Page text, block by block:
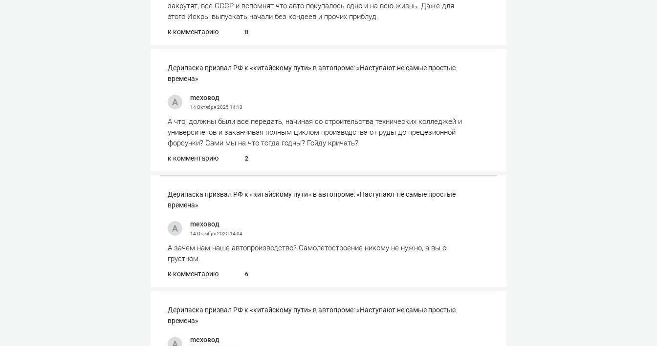
закрутят, все СССР и вспомнят что авто покупалось одно и на всю жизнь. Даже для
этого Искры выпускать начали без кондеев и прочих приблуд.
к комментарию 8
Дерипаска призвал РФ к «китайскому пути» в автопроме: «Наступают не самые простые
времена»
mexовод
14 Октября 202514:13
А что, должны были все передать, начиная со строительства технических колледжей и
университетов и заканчивая полным циклом производства от руды до прецезионной
форсунки? Сами мы на что тогда годны? Гойду кричать?
к комментарию 2
Дерипаска призвал РФ к «китайскому пути» в автопроме: «Наступают не самые простые
времена»
mexовод
14 Октября 202514:04
А зачем нам наше автопроизводство? Самолетостроение никому не нужно, а вы о
грустном.
к комментарию 6
Дерипаска призвал РФ к «китайскому пути» в автопроме: «Наступают не самые простые
времена»
mexовод